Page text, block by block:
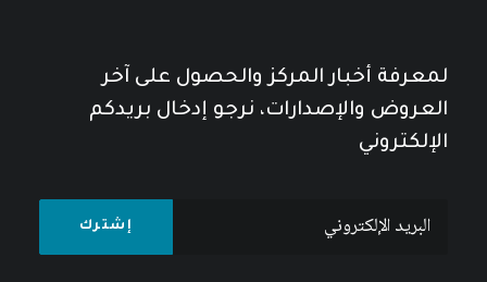
لمعرفة أخبار المركز والحصول على آخر
العروض والإصدارات، نرجو إدخال بريدكم
الإلكتروني